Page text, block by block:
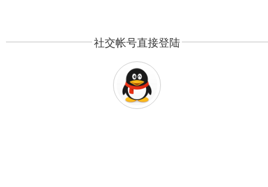
社交帐号直接登陆